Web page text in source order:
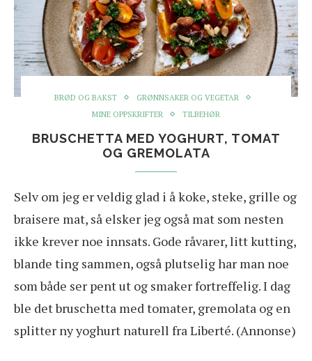
BRØD OG BAKST
GRØNNSAKER OG VEGETAR
MINE OPPSKRIFTER
TILBEHØR
BRUSCHETTA MED YOGHURT, TOMAT
OG GREMOLATA
Selv om jeg er veldig glad i å koke, steke, grille og
braisere mat, så elsker jeg også mat som nesten
ikke krever noe innsats. Gode råvarer, litt kutting,
blande ting sammen, også plutselig har man noe
som både ser pent ut og smaker fortreffelig. I dag
ble det bruschetta med tomater, gremolata og en
splitter ny yoghurt naturell fra Liberté. (Annonse)